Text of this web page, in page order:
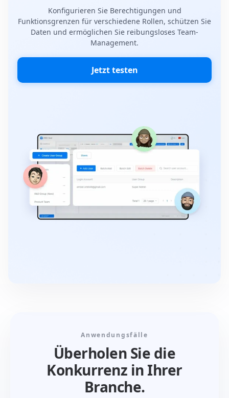
Konfigurieren Sie Berechtigungen und
Funktionsgrenzen für verschiedene Rollen, schützen Sie
Daten und ermöglichen Sie reibungsloses Team-
Management.
Jetzt testen
Anwendungsfälle
Überholen Sie die
Konkurrenz in Ihrer
Branche.